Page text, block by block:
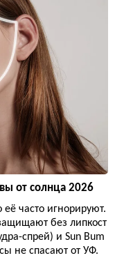
от солнца 2026
часто игнорируют.
без липкост
спрей) и Sun Bum
не спасают от УФ.